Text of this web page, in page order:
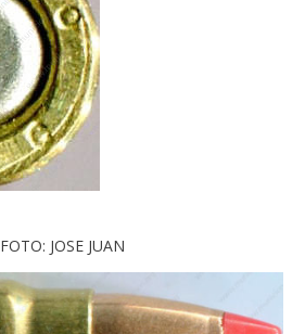
FOTO: JOSE JUAN